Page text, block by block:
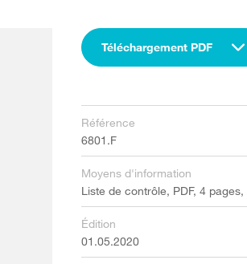
Téléchargement PDF
Référence
6801.F
Moyens d'information
Liste de contrôle, PDF, 4 pages,
Édition
01.05.2020